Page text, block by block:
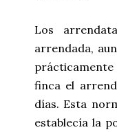
Los
arrendada,
prácticamente
finca el
días. Esta
establecía la